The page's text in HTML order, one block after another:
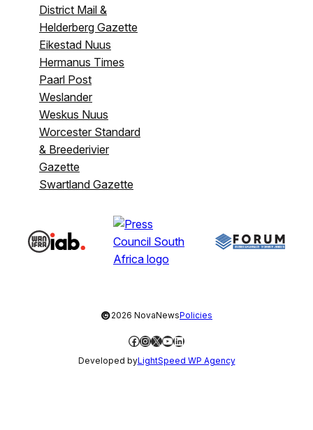
District Mail &
Helderberg Gazette
Eikestad Nuus
Hermanus Times
Paarl Post
Weslander
Weskus Nuus
Worcester Standard
& Breederivier
Gazette
Swartland Gazette
©2026 NovaNewsPolicies
Facebook
Instagram
X YouTube
LinkedIn
Developed byLightSpeed WP Agency